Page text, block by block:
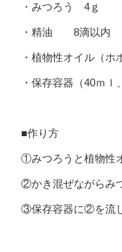
・ みつろう 4ｇ
・ 精油 8滴以内
・植物性オイル（
・保存容器（40ｍｌ
■作り方
①みつろうと植物性
②かき混ぜながらみ
③保存容器に②を流し